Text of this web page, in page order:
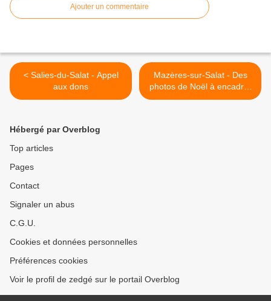
Ajouter un commentaire
< Salies-du-Salat - Appel
aux dons
Mazères-sur-Salat - Des
photos de Noël à encadrer
>
Hébergé par Overblog
Top articles
Pages
Contact
Signaler un abus
C.G.U.
Cookies et données personnelles
Préférences cookies
Voir le profil de zedgé sur le portail Overblog